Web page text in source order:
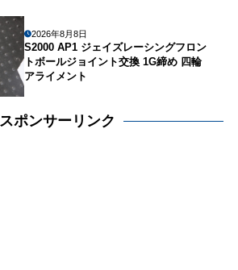
2026年8月8日
S2000 AP1 ジェイズレーシングフロン
トボールジョイント交換 1G締め 四輪
アライメント
スポンサーリンク